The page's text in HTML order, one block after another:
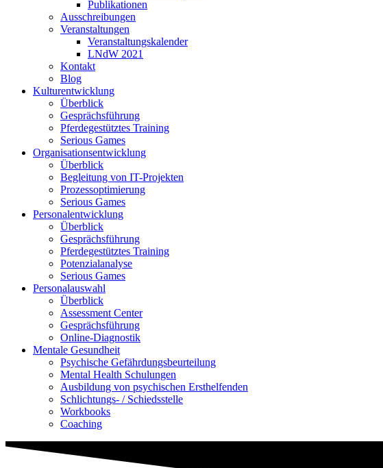
Publikationen
Ausschreibungen
Veranstaltungen
Veranstaltungskalender
LNdW 2021
Kontakt
Blog
Kulturentwicklung
Überblick
Gesprächsführung
Pferdegestütztes Training
Serious Games
Organisationsentwicklung
Überblick
Begleitung von IT-Projekten
Prozessoptimierung
Serious Games
Personalentwicklung
Überblick
Gesprächsführung
Pferdegestütztes Training
Potenzialanalyse
Serious Games
Personalauswahl
Überblick
Assessment Center
Gesprächsführung
Online-Diagnostik
Mentale Gesundheit
Psychische Gefährdungs­beurteilung
Mental Health Schulungen
Ausbildung von psychischen Ersthelfenden
Schlichtungs- / Schiedsstelle
Workbooks
Coaching